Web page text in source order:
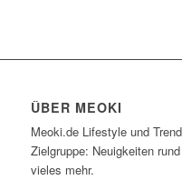
ÜBER MEOKI
Meoki.de Lifestyle und
Zielgruppe: Neuigkeiten
vieles mehr.